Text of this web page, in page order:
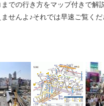
までの行き方をマップ付きで
せんよ♪それでは早速ご覧く